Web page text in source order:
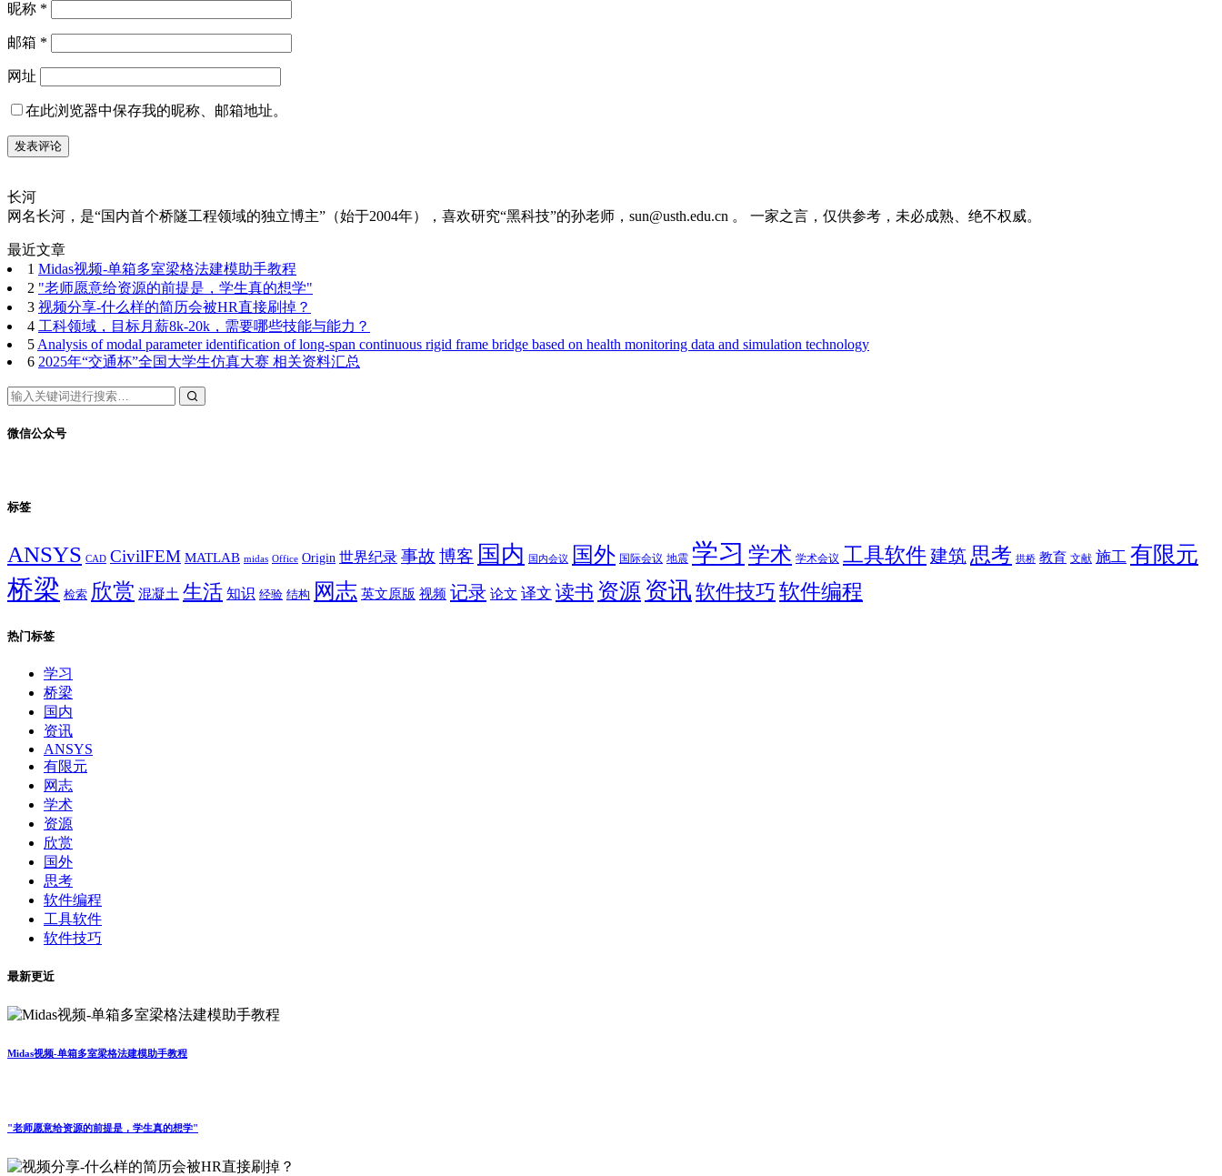
昵称 *
邮箱 *
网址
在此浏览器中保存我的昵称、邮箱地址。
长河
网名长河，是“国内首个桥隧工程领域的独立博主”（始于2004年），喜欢研究“黑科技”的孙老师，sun@usth.edu.cn 。 一家之言，仅供参考，未必成熟、绝不权威。
最近文章
1 Midas视频-单箱多室梁格法建模助手教程
2 "老师愿意给资源的前提是，学生真的想学"
3 视频分享-什么样的简历会被HR直接刷掉？
4 工科领域，目标月薪8k-20k，需要哪些技能与能力？
5 Analysis of modal parameter identification of long-span continuous rigid frame bridge based on health monitoring data and simulation technology
6 2025年“交通杯”全国大学生仿真大赛 相关资料汇总
微信公众号
标签
ANSYS CAD CivilFEM MATLAB midas Office Origin 世界纪录 事故 博客 国内 国内会议 国外 国际会议 地震 学习 学术 学术会议 工具软件建筑 思考 拱桥 教育 文献 施工 有限元
桥梁 检索 欣赏 混凝土 生活 知识 经验 结构 网志 英文原版 视频 记录 论文 译文 读书 资源 资讯 软件技巧 软件编程
热门标签
学习
桥梁
国内
资讯
ANSYS
有限元
网志
学术
资源
欣赏
国外
思考
软件编程
工具软件
软件技巧
最新更近
Midas视频-单箱多室梁格法建模助手教程
"老师愿意给资源的前提是，学生真的想学"